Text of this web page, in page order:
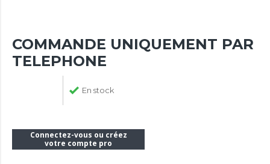
COMMANDE UNIQUEMENT PAR
TELEPHONE
En stock
Connectez-vous ou créez
votre compte pro